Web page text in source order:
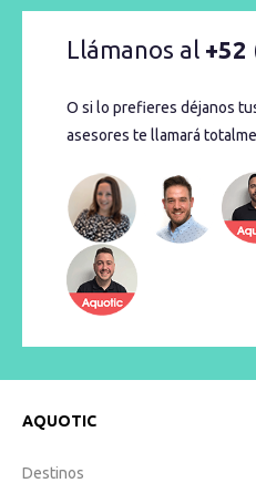
Llámanos al +52
O si lo prefieres déjanos
asesores te llamará
AQUOTIC
Destinos